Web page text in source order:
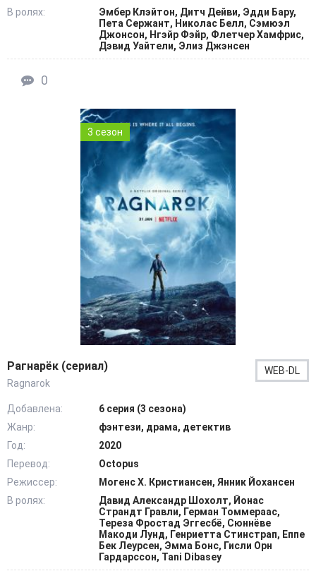
В ролях:
Эмбер Клэйтон, Дитч Дейви, Эдди Бару,
Пета Сержант, Николас Белл, Сэмюэл
Джонсон, Нгэйр Фэйр, Флетчер Хамфрис,
Дэвид Уайтели, Элиз Джэнсен
0
3 сезон
Рагнарёк (сериал)
Ragnarok
WEB-DL
Добавлена:
6 серия (3 сезона)
Жанр:
фэнтези, драма, детектив
Год:
2020
Перевод:
Octopus
Режиссер:
Могенс Х. Кристиансен, Янник Йохансен
В ролях:
Давид Александр Шохолт, Йонас
Страндт Гравли, Герман Томмераас,
Тереза Фростад Эггесбё, Сюннёве
Макоди Лунд, Генриетта Стинстрап, Еппе
Бек Леурсен, Эмма Бонс, Гисли Орн
Гардарссон, Tani Dibasey